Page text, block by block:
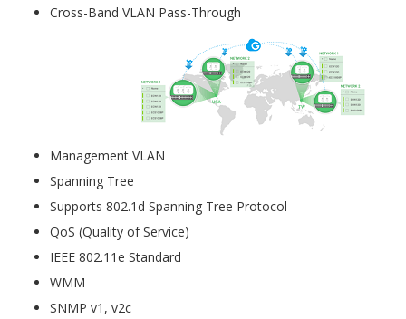
Cross-Band VLAN Pass-Through
Management VLAN
Spanning Tree
Supports 802.1d Spanning Tree Protocol
QoS (Quality of Service)
IEEE 802.11e Standard
WMM
SNMP v1, v2c